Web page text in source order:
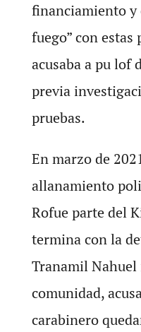
financiamiento y
fuego” con
acusaba a pu lof
previa
pruebas.
En marzo de
allanamiento
Rofue parte del
termina con la
Tranamil
comunidad,
carabinero